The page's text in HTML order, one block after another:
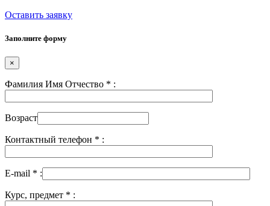
Оставить заявку
Заполните форму
×
Фамилия Имя Отчество * :
Возраст
Контактный телефон * :
E-mail * :
Курс, предмет * :